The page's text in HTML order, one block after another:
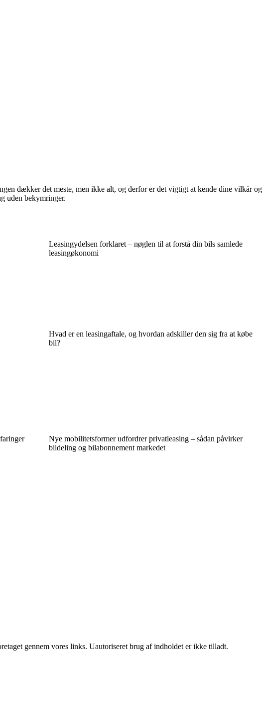
dækker det meste, men ikke alt, og derfor er det vigtigt at kende dine vilkår og
uden bekymringer.
Leasingydelsen forklaret – nøglen til at forstå din bils samlede
leasingøkonomi
Hvad er en leasingaftale, og hvordan adskiller den sig fra at købe
bil?
Nye mobilitetsformer udfordrer privatleasing – sådan påvirker
bildeling og bilabonnement markedet
gennem vores links. Uautoriseret brug af indholdet er ikke tilladt.